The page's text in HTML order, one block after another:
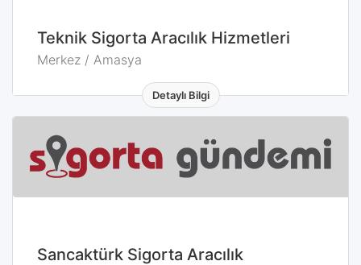
Detaylı Bilgi
Teknik Sigorta Aracılık Hizmetleri
Merkez / Amasya
Sancaktürk Sigorta Aracılık